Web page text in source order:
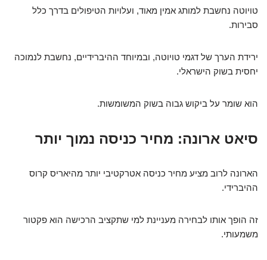
טויוטה נחשבת למותג אמין מאוד, ועלויות הטיפולים בדרך כלל
סבירות.
ירידת הערך של דגמי טויוטה, ובמיוחד ההיברידיים, נחשבת לנמוכה
יחסית בשוק הישראלי.
הוא שומר על ביקוש גבוה בשוק המשומשות.
סיאט ארונה: מחיר כניסה נמוך יותר
הארונה לרוב מציע מחיר כניסה אטרקטיבי יותר מהיאריס קרוס
ההיברידי.
זה הופך אותו לבחירה מעניינת למי שתקציב הרכישה הוא פקטור
משמעותי.